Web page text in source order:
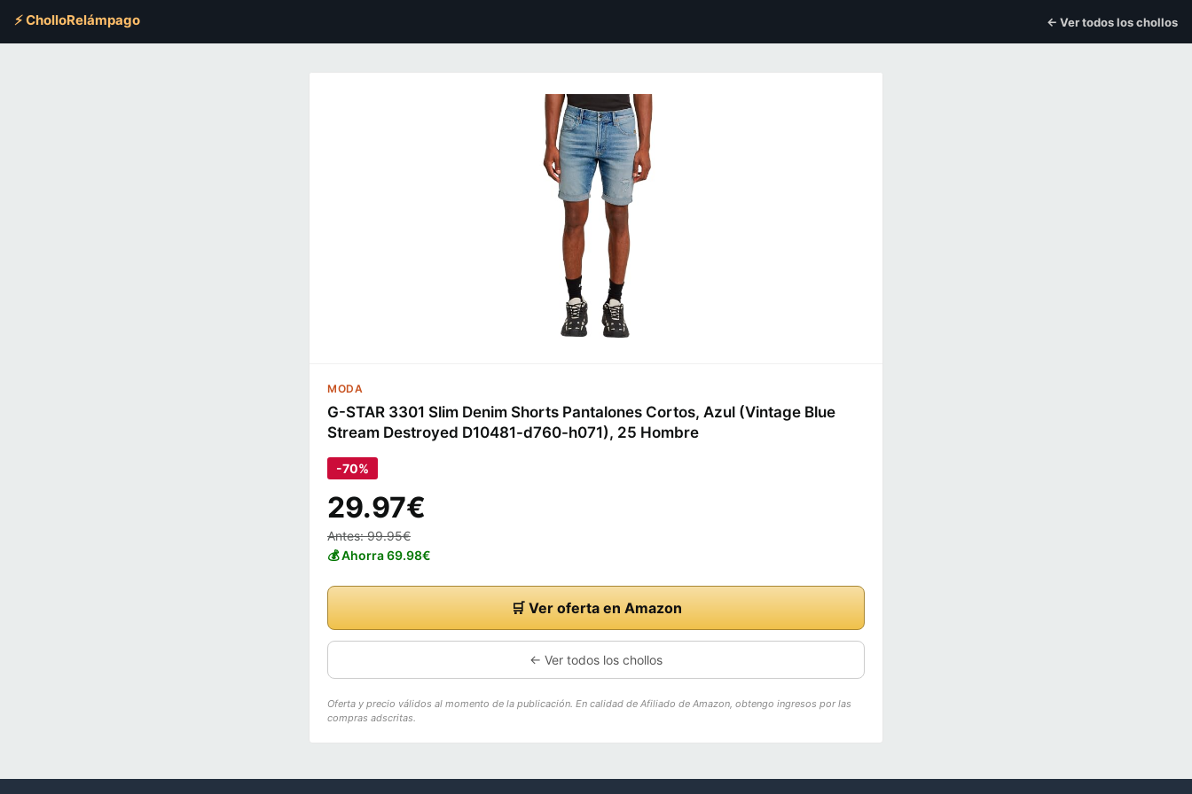
⚡ CholloRelámpago ← Ver todos los chollos
MODA
G-STAR 3301 Slim Denim Shorts Pantalones Cortos, Azul (Vintage Blue
Stream Destroyed D10481-d760-h071), 25 Hombre
-70%
29.97€
Antes: 99.95€
💰 Ahorra 69.98€
🛒 Ver oferta en Amazon
← Ver todos los chollos
Oferta y precio válidos al momento de la publicación. En calidad de Afiliado de Amazon, obtengo ingresos por las
compras adscritas.